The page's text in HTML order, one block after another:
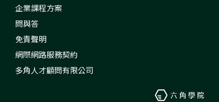
企業課程方案
問與答
免責聲明
網際網路服務契約
多角人才顧問有限公司